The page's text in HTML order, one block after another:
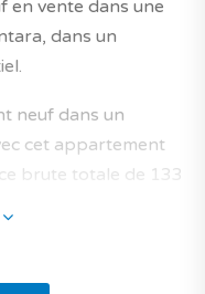
en vente dans une
dans un
neuf dans un
cet appartement
brute totale de 133
close et arborée